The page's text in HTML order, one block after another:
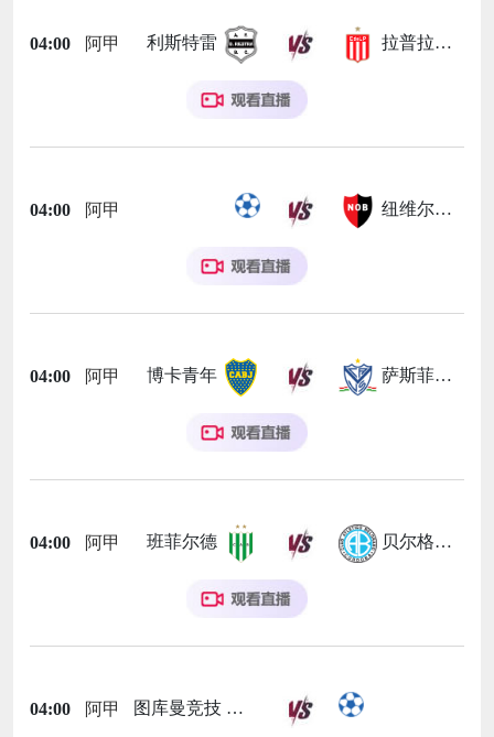
04:00 阿甲 利斯特雷 拉普拉塔大学生
04:00 阿甲 纽维尔老男孩
04:00 阿甲 博卡青年 萨斯菲尔德
04:00 阿甲 班菲尔德 贝尔格拉诺
04:00 阿甲 图库曼竞技